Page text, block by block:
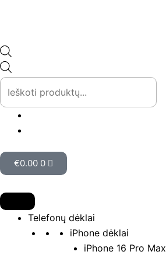
€0.00 0
Cart
Telefonų dėklai
iPhone dėklai
iPhone 16 Pro Max